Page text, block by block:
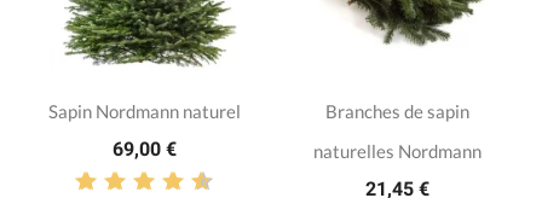
Sapin Nordmann naturel
69,00 €
Branches de sapin
naturelles Nordmann
21,45 €